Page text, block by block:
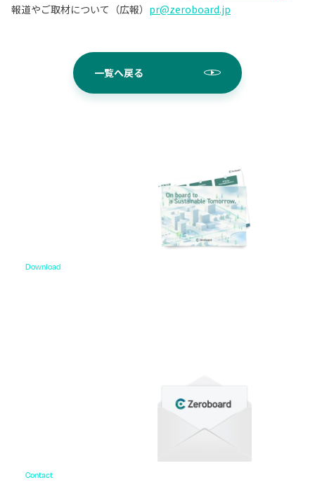
報道やご取材について（広報） pr@zeroboard.jp
一覧へ戻る
Download
Contact